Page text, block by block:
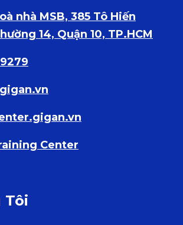
nhà MSB, 385 Tô Hiến
14, Quận 10, TP.HCM
Center
Tôi